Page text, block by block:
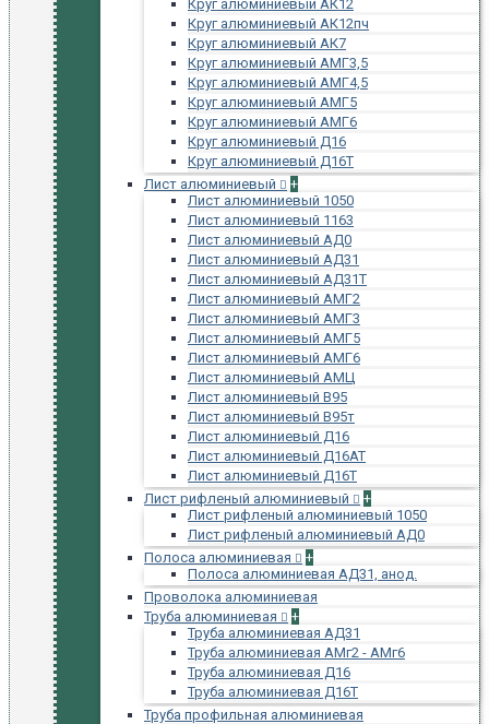
Круг алюминиевый АК12
Круг алюминиевый АК12пч
Круг алюминиевый АК7
Круг алюминиевый АМГ3,5
Круг алюминиевый АМГ4,5
Круг алюминиевый АМГ5
Круг алюминиевый АМГ6
Круг алюминиевый Д16
Круг алюминиевый Д16Т
Лист алюминиевый
+
Лист алюминиевый 1050
Лист алюминиевый 1163
Лист алюминиевый АД0
Лист алюминиевый АД31
Лист алюминиевый АД31Т
Лист алюминиевый АМГ2
Лист алюминиевый АМГ3
Лист алюминиевый АМГ5
Лист алюминиевый АМГ6
Лист алюминиевый АМЦ
Лист алюминиевый В95
Лист алюминиевый В95т
Лист алюминиевый Д16
Лист алюминиевый Д16АТ
Лист алюминиевый Д16Т
Лист рифленый алюминиевый
+
Лист рифленый алюминиевый 1050
Лист рифленый алюминиевый АД0
Полоса алюминиевая
+
Полоса алюминиевая АД31, анод.
Проволока алюминиевая
Труба алюминиевая
+
Труба алюминиевая АД31
Труба алюминиевая АМг2 - АМг6
Труба алюминиевая Д16
Труба алюминиевая Д16Т
Труба профильная алюминиевая